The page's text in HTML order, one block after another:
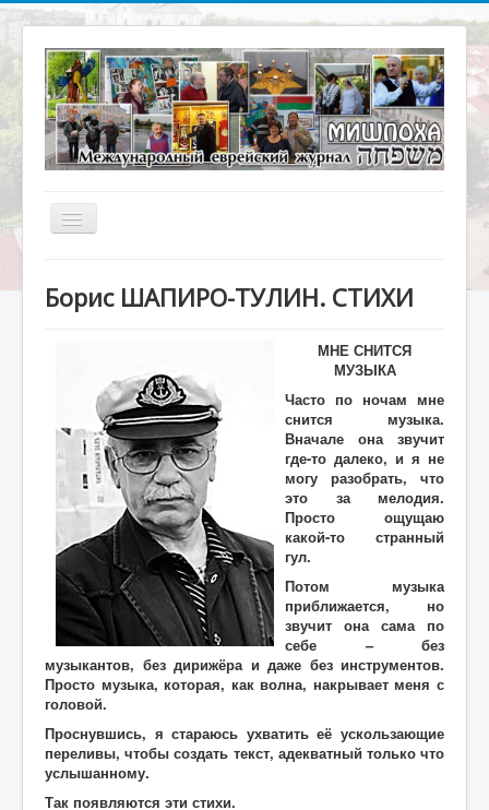
Включить/
выключить
О журнале
Наше кино
Архивариус
Актуальное интервью
Воспоминания
Дети войны вспоминают
Имя
Ищу родных
Литературная гостиная
Ликбез Мишпохи
Память
Борис ШАПИРО-ТУЛИН. СТИХИ
МНЕ СНИТСЯ
МУЗЫКА
Часто по ночам мне
снится музыка.
Вначале она звучит
где-то далеко, и я не
могу разобрать, что
это за мелодия.
Просто ощущаю
какой-то странный
гул.
Потом музыка
приближается, но
звучит она сама по
себе – без
музыкантов, без дирижёра и даже без инструментов.
Просто музыка, которая, как волна, накрывает меня с
головой.
Проснувшись, я стараюсь ухватить её ускользающие
переливы, чтобы создать текст, адекватный только что
услышанному.
Так появляются эти стихи.